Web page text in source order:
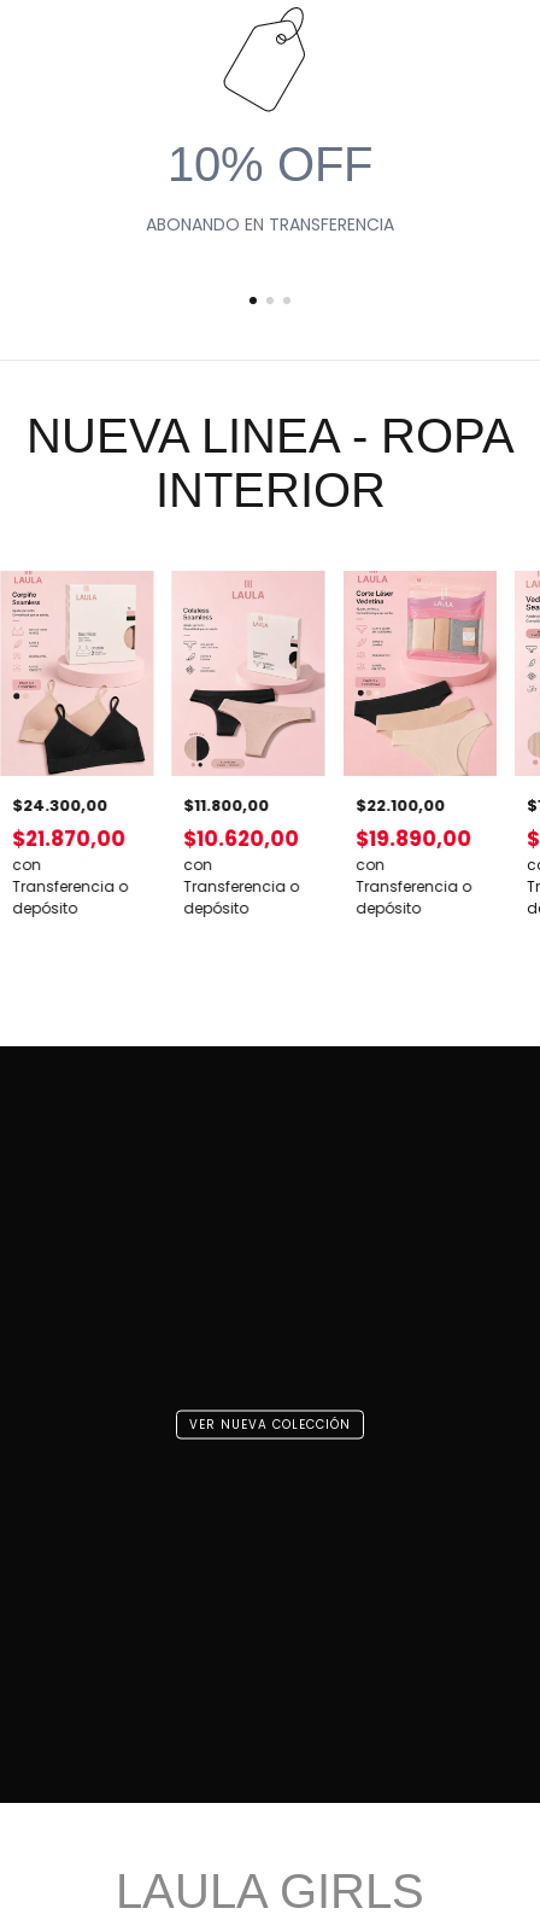
10% OFF
ABONANDO EN TRANSFERENCIA
NUEVA LINEA - ROPA
INTERIOR
$24.300,00
$21.870,00
con
Transferencia o
depósito
$11.800,00
$10.620,00
con
Transferencia o
depósito
$22.100,00
$19.890,00
con
Transferencia o
depósito
VER NUEVA COLECCIÓN
LAULA GIRLS